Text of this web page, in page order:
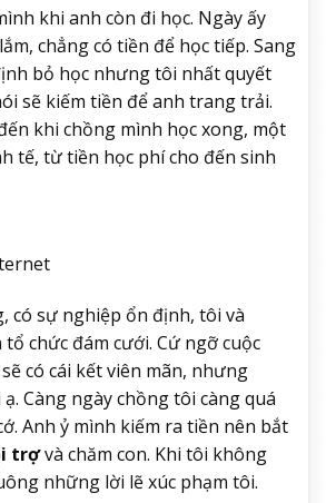
khi anh còn đi học. Ngày ấy
chẳng có tiền để học tiếp. Sang
bỏ học nhưng tôi nhất quyết
sẽ kiếm tiền để anh trang trải.
khi chồng mình học xong, một
tế, từ tiền học phí cho đến sinh
có sự nghiệp ổn định, tôi và
chức đám cưới. Cứ ngỡ cuộc
có cái kết viên mãn, nhưng
Càng ngày chồng tôi càng quá
Anh ỷ mình kiếm ra tiền nên bắt
trợvà chăm con. Khi tôi không
những lời lẽ xúc phạm tôi.